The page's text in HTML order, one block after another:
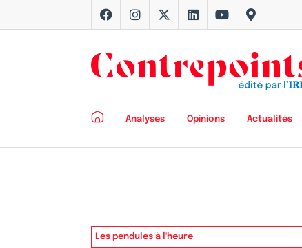
Analyses Opinions Actualités
Les pendules à l'heure